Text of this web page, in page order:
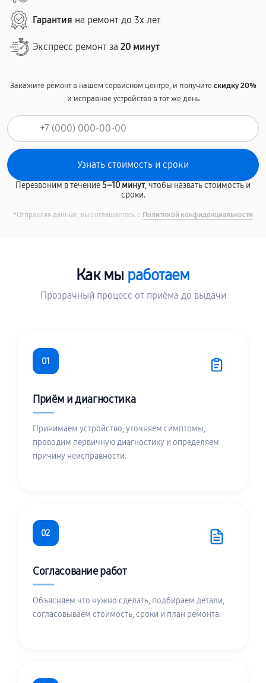
Гарантия на ремонт до 3х лет
Экспресс ремонт за 20 минут
Закажите ремонт в нашем сервисном центре, и получитескидку 20%
и исправное устройство в тот же день
Перезвоним в течение5–10 минут, чтобы назвать стоимость и
сроки.
*Отправляя данные, вы соглашаетесь с Политикой конфиденциальности
Как мы работаем
Прозрачный процесс от приёма до выдачи
01
Приём и диагностика
Принимаем устройство, уточняем симптомы,
проводим первичную диагностику и определяем
причину неисправности.
02
Согласование работ
Объясняем что нужно сделать, подбираем детали,
согласовываем стоимость, сроки и план ремонта.